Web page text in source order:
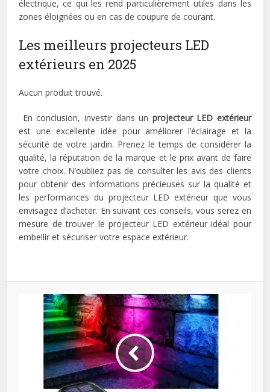
électrique, ce qui les rend particulièrement utiles dans les
zones éloignées ou en cas de coupure de courant.
Les meilleurs projecteurs LED
extérieurs en 2025
Aucun produit trouvé.
En conclusion, investir dans un projecteur LED extérieur
est une excellente idée pour améliorer l’éclairage et la
sécurité de votre jardin. Prenez le temps de considérer la
qualité, la réputation de la marque et le prix avant de faire
votre choix. N’oubliez pas de consulter les avis des clients
pour obtenir des informations précieuses sur la qualité et
les performances du projecteur LED extérieur que vous
envisagez d’acheter. En suivant ces conseils, vous serez en
mesure de trouver le projecteur LED extérieur idéal pour
embellir et sécuriser votre espace extérieur.